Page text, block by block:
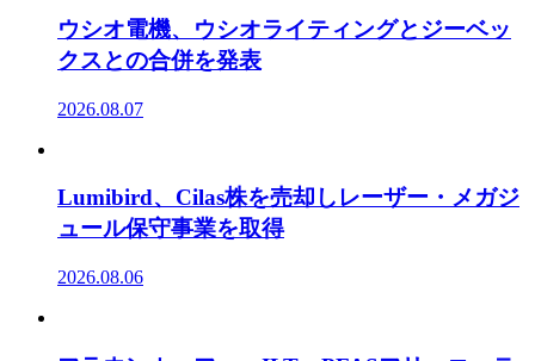
ウシオ電機、ウシオライティングとジーベッ
クスとの合併を発表
2026.08.07
Lumibird、Cilas株を売却しレーザー・メガジ
ュール保守事業を取得
2026.08.06